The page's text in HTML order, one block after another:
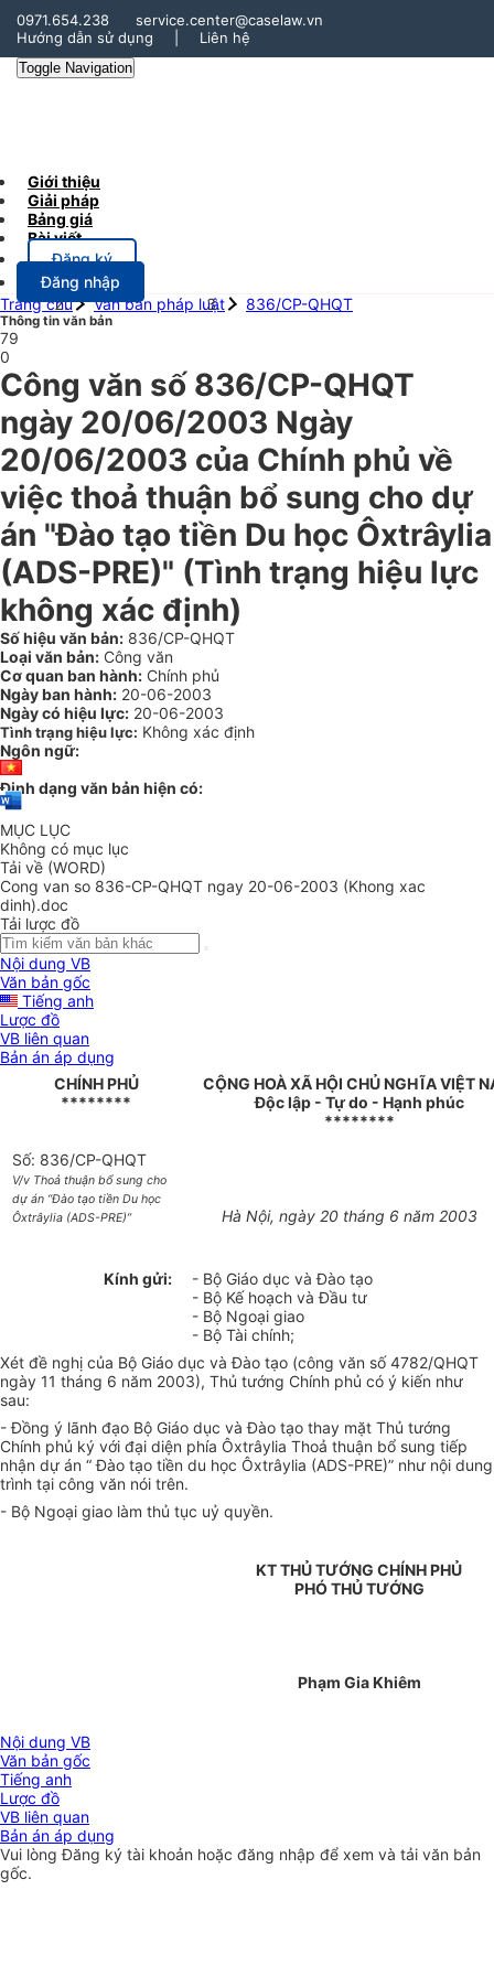
0971.654.238
service.center@caselaw.vn
Hướng dẫn sử dụng
Liên hệ
Toggle Navigation
Giới thiệu
Giải pháp
Bảng giá
Bài viết
Đăng ký
Đăng nhập
Trang chủ
Văn bản pháp luật 836/CP-QHQT
Thông tin văn bản
79
0
Công văn số 836/CP-QHQT
ngày 20/06/2003 Ngày
20/06/2003 của Chính phủ về
việc thoả thuận bổ sung cho dự
án "Đào tạo tiền Du học Ôxtrâylia
(ADS-PRE)" (Tình trạng hiệu lực
không xác định)
Số hiệu văn bản: 836/CP-QHQT
Loại văn bản: Công văn
Cơ quan ban hành: Chính phủ
Ngày ban hành: 20-06-2003
Ngày có hiệu lực: 20-06-2003
Tình trạng hiệu lực: Không xác định
Ngôn ngữ:
Định dạng văn bản hiện có:
MỤC LỤC
Không có mục lục
Tải về (WORD)
Cong van so 836-CP-QHQT ngay 20-06-2003 (Khong xac
dinh).doc
Tải lược đồ
Nội dung VB
Văn bản gốc
Tiếng anh
Lược đồ
VB liên quan
Bản án áp dụng
CHÍNH PHỦ
********
CỘNG HOÀ XÃ HỘI CHỦ NGHĨA VIỆT
Độc lập - Tự do - Hạnh phúc
********
Số: 836/CP-QHQT
V/v Thoả thuận bổ sung cho
dự án “Đào tạo tiền Du học
Ôxtrâylia (ADS-PRE)”
Hà Nội, ngày 20 tháng 6 năm 2003
Kính gửi:
- Bộ Giáo dục và Đào tạo
- Bộ Kế hoạch và Đầu tư
- Bộ Ngoại giao
- Bộ Tài chính;
Xét đề nghị của Bộ Giáo dục và Đào tạo (công văn số 4782/QHQT
ngày 11 tháng 6 năm 2003), Thủ tướng Chính phủ có ý kiến như
sau:
- Đồng ý lãnh đạo Bộ Giáo dục và Đào tạo thay mặt Thủ tướng
Chính phủ ký với đại diện phía Ôxtrâylia Thoả thuận bổ sung tiếp
nhận dự án “ Đào tạo tiền du học Ôxtrâylia (ADS-PRE)” như nội dung
trình tại công văn nói trên.
- Bộ Ngoại giao làm thủ tục uỷ quyền.
KT THỦ TƯỚNG CHÍNH PHỦ
PHÓ THỦ TƯỚNG
Phạm Gia Khiêm
Nội dung VB
Văn bản gốc
Tiếng anh
Lược đồ
VB liên quan
Bản án áp dụng
Vui lòngĐăng ký tài khoản hoặc đăng nhập để xem và tải văn bản
gốc.